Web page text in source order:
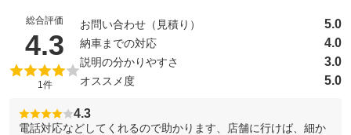
総合評価
4.3 （5点満点中）
1件
お問い合わせ（見積り） 5.0
納車までの対応 4.0
説明の分かりやすさ 3.0
オススメ度 5.0
4.3
電話対応などしてくれるので助かります、店舗に行けば、細か